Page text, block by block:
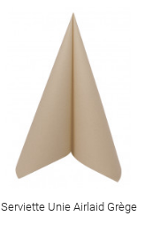
Serviette Unie Airlaid Grège